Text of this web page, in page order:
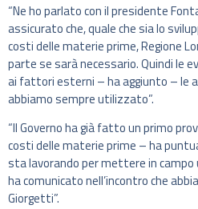
“Ne ho parlato con il presidente
assicurato che, quale che sia lo
costi delle materie prime, Regione
parte se sarà necessario. Quindi le
ai fattori esterni – ha aggiunto – le
abbiamo sempre utilizzato”.
“Il Governo ha già fatto un primo
costi delle materie prime – ha
sta lavorando per mettere in
ha comunicato nell’incontro che
Giorgetti”.